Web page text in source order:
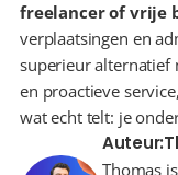
freelancer of vrije
verplaatsingen en
superieur alternatief
en proactieve
wat echt telt: je
Auteur:
Thomas